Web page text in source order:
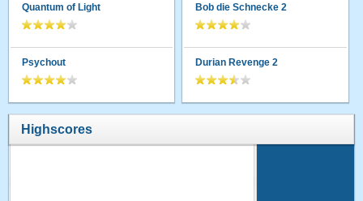
Quantum of Light
Psychout
Bob die Schnecke 2
Durian Revenge 2
Highscores